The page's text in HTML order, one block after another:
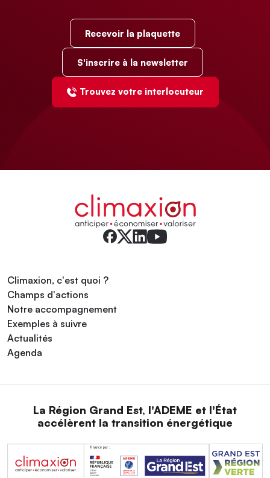
Recevoir la plaquette
S'inscrire à la newsletter
Trouvez votre interlocuteur
Climaxion, c'est quoi ?
Champs d'actions
Notre accompagnement
Exemples à suivre
Actualités
Agenda
La Région Grand Est, l'ADEME et l'État
accélèrent la transition énergétique